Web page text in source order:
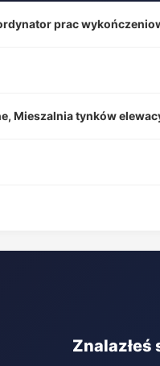
prac
Mieszalnia tynków
Znalazłeś